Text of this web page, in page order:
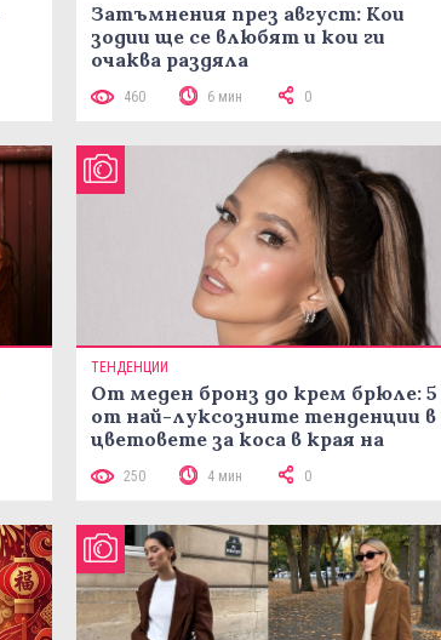
Затъмнения през август: Кои
зодии ще се влюбят и кои ги
очаква раздяла
460 6 мин 0
ТЕНДЕНЦИИ
От меден бронз до крем брюле: 5
от най-луксозните тенденции в
цветовете за коса в края на
250 4 мин 0